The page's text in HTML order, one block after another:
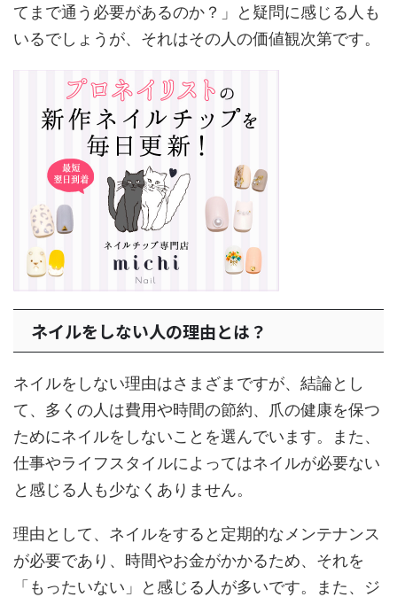
てまで通う必要があるのか？」と疑問に感じる人も
いるでしょうが、それはその人の価値観次第です。
ネイルをしない人の理由とは？
ネイルをしない理由はさまざまですが、結論とし
て、多くの人は費用や時間の節約、爪の健康を保つ
ためにネイルをしないことを選んでいます。また、
仕事やライフスタイルによってはネイルが必要ない
と感じる人も少なくありません。
理由として、ネイルをすると定期的なメンテナンス
が必要であり、時間やお金がかかるため、それを
「もったいない」と感じる人が多いです。また、ジ